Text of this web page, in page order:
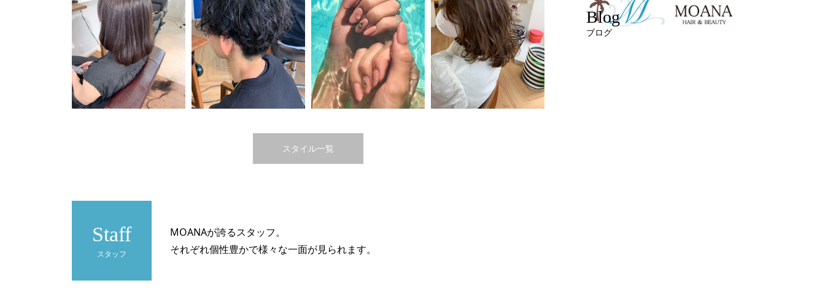
スタイル一覧
Staff
スタッフ
MOANAが誇るスタッフ。
それぞれ個性豊かで様々な一面が見られます。
Blog
ブログ